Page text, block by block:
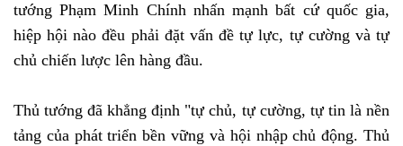
tướng Phạm Minh Chính nhấn mạnh bất cứ quốc gia,
hiệp hội nào đều phải đặt vấn đề tự lực, tự cường và tự
chủ chiến lược lên hàng đầu.
Thủ tướng đã khẳng định "tự chủ, tự cường, tự tin là nền
tảng của phát triển bền vững và hội nhập chủ động. Thủ